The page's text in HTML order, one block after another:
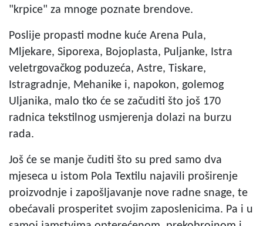
"krpice" za mnoge poznate brendove.
Poslije propasti modne kuće Arena Pula,
Mljekare, Siporexa, Bojoplasta, Puljanke, Istra
veletrgovačkog poduzeća, Astre, Tiskare,
Istragradnje, Mehanike i, napokon, golemog
Uljanika, malo tko će se začuditi što još 170
radnica tekstilnog usmjerenja dolazi na burzu
rada.
Još će se manje čuditi što su pred samo dva
mjeseca u istom Pola Textilu najavili proširenje
proizvodnje i zapošljavanje nove radne snage, te
obećavali prosperitet svojim zaposlenicima. Pa i u